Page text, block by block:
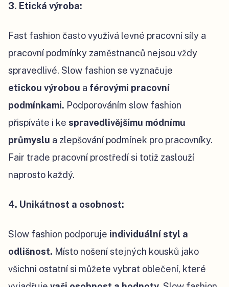
3. Etická výroba:
Fast fashion často využívá levné pracovní síly a
pracovní podmínky zaměstnanců nejsou vždy
spravedlivé. Slow fashion se vyznačuje
etickou výrobou a férovými pracovní
podmínkami. Podporováním slow fashion
přispíváte i ke spravedlivějšímu módnímu
průmyslu a zlepšování podmínek pro pracovníky.
Fair trade pracovní prostředí si totiž zaslouží
naprosto každý.
4. Unikátnost a osobnost:
Slow fashion podporuje individuální styl a
odlišnost. Místo nošení stejných kousků jako
všichni ostatní si můžete vybrat oblečení, které